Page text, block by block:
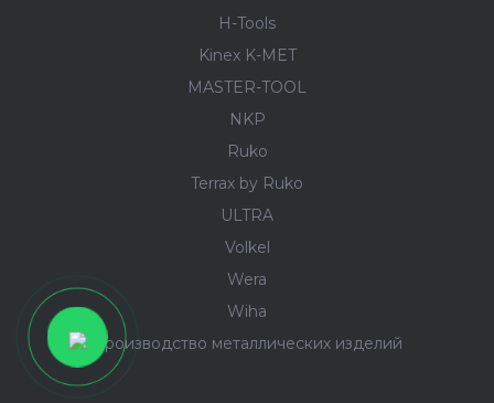
H-Tools
Kinex K-MET
MASTER-TOOL
NKP
Ruko
Terrax by Ruko
ULTRA
Volkel
Wera
Wiha
Производство металлических изделий